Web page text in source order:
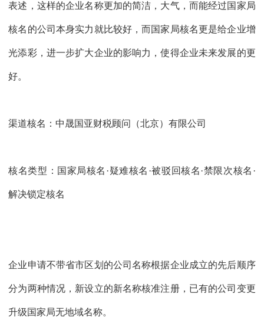
表述，这样的企业名称更加的简洁，大气，而能经过国家局
核名的公司本身实力就比较好，而国家局核名更是给企业增
光添彩，进一步扩大企业的影响力，使得企业未来发展的更
好。
渠道核名：中晟国亚财税顾问（北京）有限公司
核名类型：国家局核名·疑难核名·被驳回核名·禁限次核名·
解决锁定核名
企业申请不带省市区划的公司名称根据企业成立的先后顺序
分为两种情况，新设立的新名称核准注册，已有的公司变更
升级国家局无地域名称。